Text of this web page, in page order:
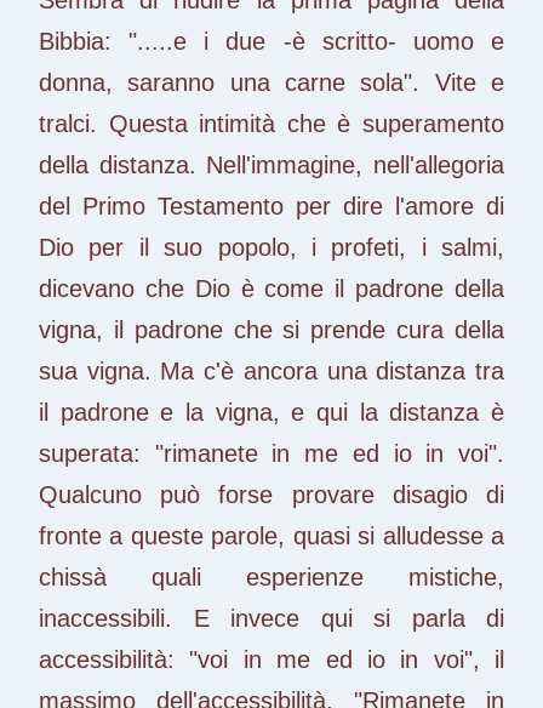
Bibbia: ".....e i due -è scritto- uomo e
donna, saranno una carne sola". Vite e
tralci. Questa intimità che è superamento
della distanza. Nell'immagine, nell'allegoria
del Primo Testamento per dire l'amore di
Dio per il suo popolo, i profeti, i salmi,
dicevano che Dio è come il padrone della
vigna, il padrone che si prende cura della
sua vigna. Ma c'è ancora una distanza tra
il padrone e la vigna, e qui la distanza è
superata: "rimanete in me ed io in voi".
Qualcuno può forse provare disagio di
fronte a queste parole, quasi si alludesse a
chissà quali esperienze mistiche,
inaccessibili. E invece qui si parla di
accessibilità: "voi in me ed io in voi", il
massimo dell'accessibilità. "Rimanete in